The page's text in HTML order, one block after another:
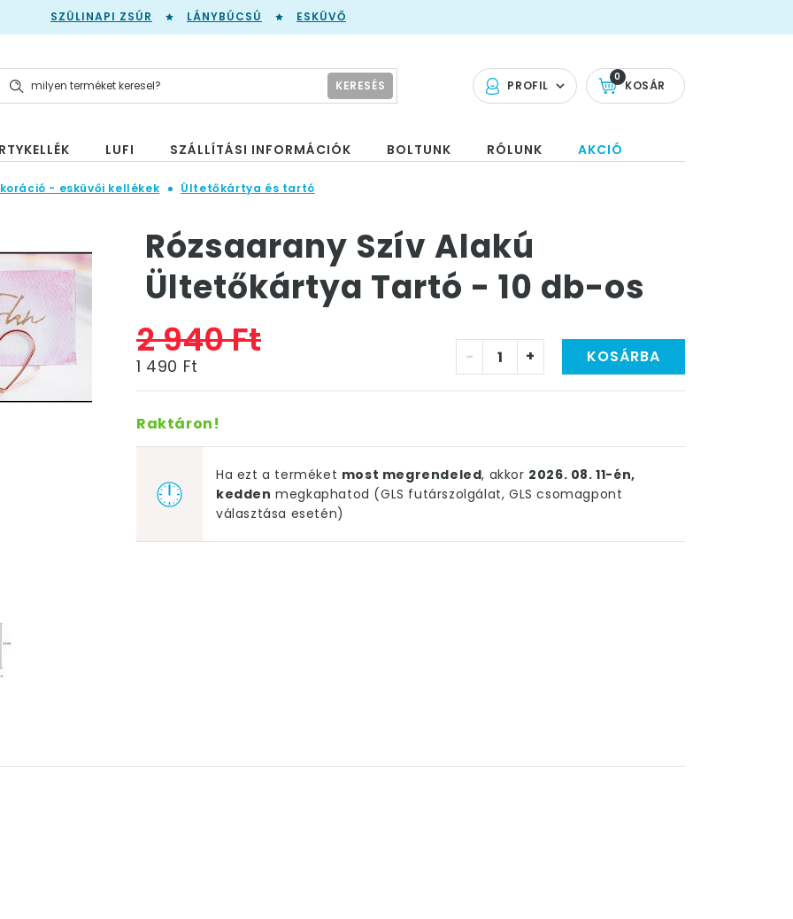
SZÜLINAPI ZSÚR LÁNYBÚCSÚ ESKÜVŐ
PROFIL KOSÁR
0
KERESÉS
LUFI SZÁLLÍTÁSI INFORMÁCIÓK BOLTUNK RÓLUNK AKCIÓ
- esküvői kellékek Ültetőkártya és tartó
Rózsaarany Szív Alakú
Ültetőkártya Tartó - 10 db-os
2 940 Ft
1 490 Ft - + KOSÁRBA
Raktáron!
Ha ezt a terméket most megrendeled, akkor 2026. 08. 11-én,
kedden megkaphatod (GLS futárszolgálat, GLS csomagpont
választása esetén)